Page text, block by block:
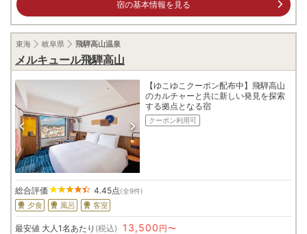
宿の基本情報を見る
東海 岐阜県 飛騨高山温泉
メルキュール飛騨高山
【ゆこゆこクーポン配布中】飛騨高山
のカルチャーと共に新しい発見を探索
する拠点となる宿
クーポン利用可
総合評価 4.45点(全9件)
夕食 風呂 客室
最安値 大人1名あたり (税込) 13,500 円〜